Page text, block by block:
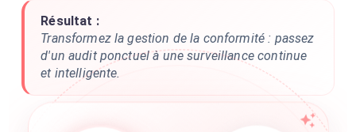
Résultat :
Transformez la gestion de la conformité : passez
d'un audit ponctuel à une surveillance continue
et intelligente.